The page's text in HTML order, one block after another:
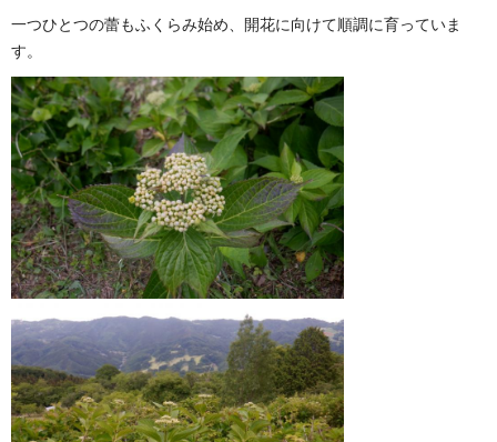
一つひとつの蕾もふくらみ始め、開花に向けて順調に育っていま
す。